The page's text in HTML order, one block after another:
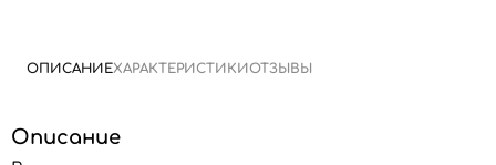
ОПИСАНИЕХАРАКТЕРИСТИКИОТЗЫВЫ
Описание